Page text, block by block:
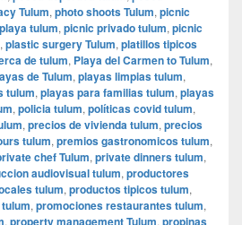
Tulum, photo shoots Tulum, picnic
tulum, picnic privado tulum, picnic
, plastic surgery Tulum, platillos tipicos
de tulum, Playa del Carmen to Tulum,
de Tulum, playas limpias tulum,
tulum, playas para familias tulum, playas
, policia tulum, políticas covid tulum,
, precios de vivienda tulum, precios
tulum, premios gastronomicos tulum,
chef Tulum, private dinners tulum,
audiovisual tulum, productores
tulum, productos tipicos tulum,
, promociones restaurantes tulum,
, property management Tulum, propinas